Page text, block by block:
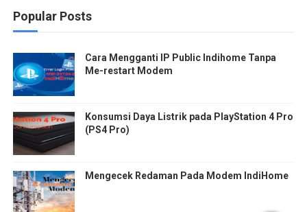
Popular Posts
Cara Mengganti IP Public Indihome Tanpa
Me-restart Modem
Konsumsi Daya Listrik pada PlayStation 4 Pro
(PS4 Pro)
Mengecek Redaman Pada Modem IndiHome